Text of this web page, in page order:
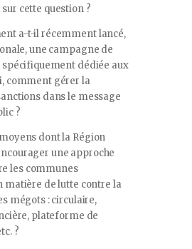
cette question ?
a-t-il récemment lancé,
une campagne de
dédiée aux
comment gérer la
dans le message
?
dont la Région
une approche
les communes
matière de lutte contre la
mégots : circulaire,
plateforme de
?